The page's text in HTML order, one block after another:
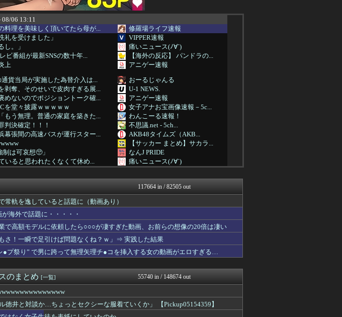
06 13:11
料理を美味しく頂いてたら母が...
修羅場ライフ速報
を受けました」
VIPPER速報
。」
痛いニュース(ﾉ∀`)
ビ番組が最新SNSの数十年...
【海外の反応】 パンドラの...
上
アニゲー速報
貨当局が実施した為替介入は...
おーるじゃんる
剥奪、そのせいで皮肉すぎる展...
U-1 NEWS.
めないのでポジショントーク確...
アニゲー速報
を堂々披露ｗｗｗｗｗ
女子アナお宝画像速報－5c...
もう無理。普通の家庭を築きた...
わんこーる速報！
判決確定！！！
不思議.net - 5ch...
幕張間の高速バスが運行スター...
AKB48タイムズ（AKB...
【サッカー まとめ】サカラ...
は可哀想🥺」
なんJ PRIDE
ると思われたくなくて休め...
痛いニュース(ﾉ∀`)
アルファルファモザイク＠ネ...
な顔してる【蓮ノ空】
コンテンツ・声優 | ラブ...
な
ればサボらず走るし流問題解決...
投資ちゃんねる
が「予約のない人は診ませ...
なんJミュージアム
【ポーランドボール】
ポーランドボール 翻訳
売値は生産原価の半分以下に…...
みそパンNEWS
勤めの旦那を出せ！』と押しか...
渡る世間はキチばかり - ...
いると話題に（動画あり）
ポッカキット
カンダタ速報
安いけど置く場所が…
乃木坂46まとめ 乃木りん...
衝撃体験！アンビリバボー｜...
キだ！お前はウワキ性だ！」と...
117664 in / 82505 out
常軌を逸していると話題に（動画あり）
海外で話題に・・・・・
で高額モデルに依頼したら○○○が凄すぎた動画、お前らの想像の20倍は凄い
さ！一瞬で足引けば問題なくね？ｗ」⇒ 実践した結果
●プ祭り” で男に跨って無理矢理チ●コを挿入する女の動画がエロすぎる…
のまとめ [一覧] 55740 in / 148674 out
徳井と対談か…ちょっとセクシーな服着ていくか」 【Pickup05154359】